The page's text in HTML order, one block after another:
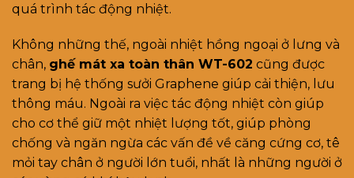
quá trình tác động nhiệt.
Không những thế, ngoài nhiệt hồng ngoại ở lưng và
chân, ghế mát xa toàn thân WT-602 cũng được
trang bị hệ thống sưởi Graphene giúp cải thiện, lưu
thông máu. Ngoài ra việc tác động nhiệt còn giúp
cho cơ thể giữ một nhiệt lượng tốt, giúp phòng
chống và ngăn ngừa các vấn đề về căng cứng cơ, tê
mỏi tay chân ở người lớn tuổi, nhất là những người ở